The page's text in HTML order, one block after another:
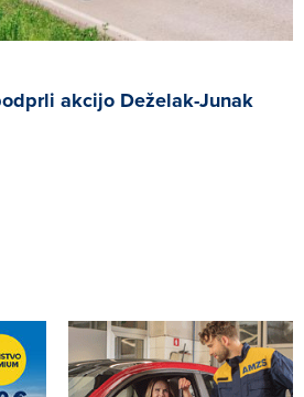
akcijo Deželak-Junak